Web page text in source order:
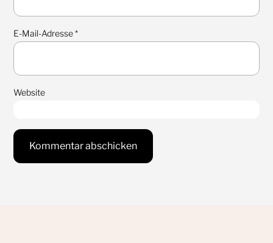
E-Mail-Adresse*
Website